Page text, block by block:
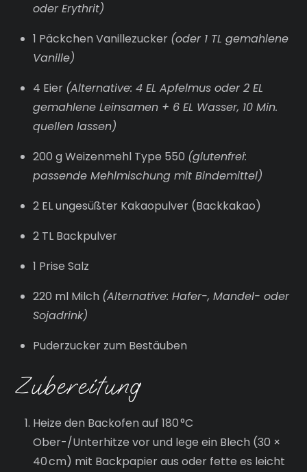
oder Erythrit)
1 Päckchen Vanillezucker (oder 1 TL gemahlene
Vanille)
4 Eier (Alternative: 4 EL Apfelmus oder 2 EL
gemahlene Leinsamen + 6 EL Wasser, 10 Min.
quellen lassen)
200 g Weizenmehl Type 550 (glutenfrei:
passende Mehlmischung mit Bindemittel)
2 EL ungesüßter Kakaopulver (Backkakao)
2 TL Backpulver
1 Prise Salz
220 ml Milch (Alternative: Hafer-, Mandel- oder
Sojadrink)
Puderzucker zum Bestäuben
Zubereitung
Heize den Backofen auf 180 °C
Ober-/Unterhitze vor und lege ein Blech (30 ×
40 cm) mit Backpapier aus oder fette es leicht